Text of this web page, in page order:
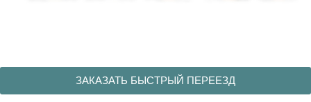
ЗАКАЗАТЬ БЫСТРЫЙ ПЕРЕЕЗД